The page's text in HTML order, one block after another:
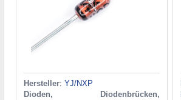
Hersteller: YJ/NXP
Dioden, Diodenbrücken,